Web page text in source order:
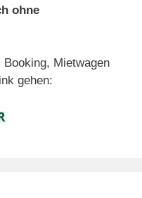
ohne
Booking, Mietwagen
gehen: